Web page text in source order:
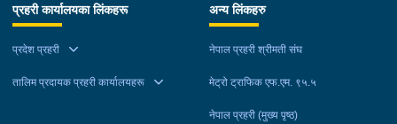
प्रहरी कार्यालयका लिंकहरू
प्रदेश प्रहरी
तालिम प्रदायक प्रहरी कार्यालयहरू
अन्य लिंकहरु
नेपाल प्रहरी श्रीमती संघ
मेट्रो ट्राफिक एफ.एम. ९५.५
नेपाल प्रहरी (मुख्य पृष्ठ)